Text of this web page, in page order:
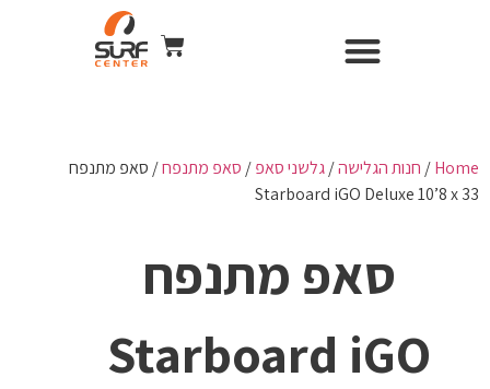
Home
/ חנות הגלישה/גלשני סאפ/ סאפ מתנפח/ סאפ מתנפח
Starboard iGO Deluxe 10’8 x 33
סאפ מתנפח
Starboard iGO